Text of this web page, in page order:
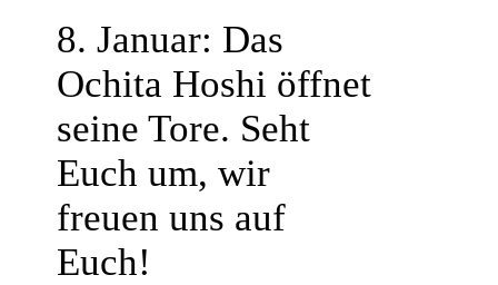
8. Januar: Das
Ochita Hoshi öffnet
seine Tore. Seht
Euch um, wir
freuen uns auf
Euch!